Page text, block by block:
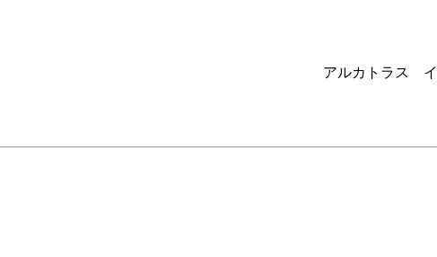
アルカトラス イ